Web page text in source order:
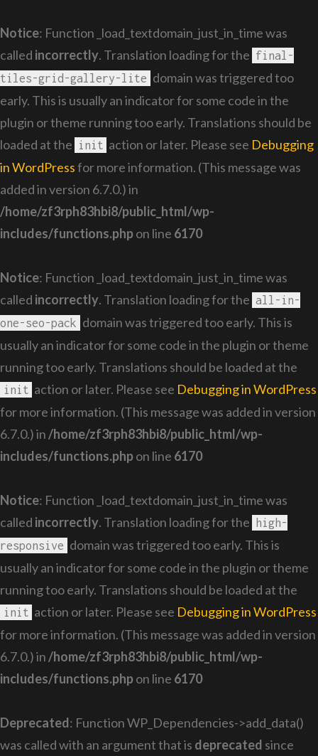
Notice: Function _load_textdomain_just_in_time was
called incorrectly. Translation loading for the final-
tiles-grid-gallery-lite domain was triggered too
early. This is usually an indicator for some code in the
plugin or theme running too early. Translations should be
loaded at the
init action or later. Please see Debugging
in WordPressfor more information. (This message was
added in version 6.7.0.) in
/home/zf3rph83hbi8/public_html/wp-
includes/functions.phpon line 6170
Notice: Function _load_textdomain_just_in_time was
called incorrectly. Translation loading for the all-in-
one-seo-pack domain was triggered too early. This is
usually an indicator for some code in the plugin or theme
running too early. Translations should be loaded at the
init action or later. Please see Debugging in WordPress
for more information. (This message was added in version
6.7.0.) in /home/zf3rph83hbi8/public_html/wp-
includes/functions.phpon line 6170
Notice: Function _load_textdomain_just_in_time was
called incorrectly. Translation loading for the
high-
responsive domain was triggered too early. This is
usually an indicator for some code in the plugin or theme
running too early. Translations should be loaded at the
init action or later. Please see Debugging in WordPress
for more information. (This message was added in version
6.7.0.) in /home/zf3rph83hbi8/public_html/wp-
includes/functions.phpon line 6170
Deprecated: Function WP_Dependencies->add_data()
was called with an argument that is deprecated since